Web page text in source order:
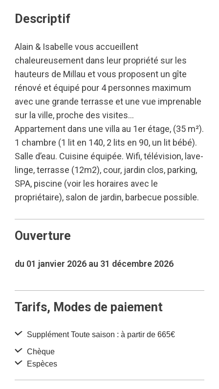
Descriptif
Alain & Isabelle vous accueillent
chaleureusement dans leur propriété sur les
hauteurs de Millau et vous proposent un gîte
rénové et équipé pour 4 personnes maximum
avec une grande terrasse et une vue imprenable
sur la ville, proche des visites…
Appartement dans une villa au 1er étage, (35 m²).
1 chambre (1 lit en 140, 2 lits en 90, un lit bébé).
Salle d’eau. Cuisine équipée. Wifi, télévision, lave-
linge, terrasse (12m2), cour, jardin clos, parking,
SPA, piscine (voir les horaires avec le
propriétaire), salon de jardin, barbecue possible.
Ouverture
du 01 janvier 2026 au 31 décembre 2026
Tarifs, Modes de paiement
Supplément Toute saison : à partir de 665€
Chèque
Espèces